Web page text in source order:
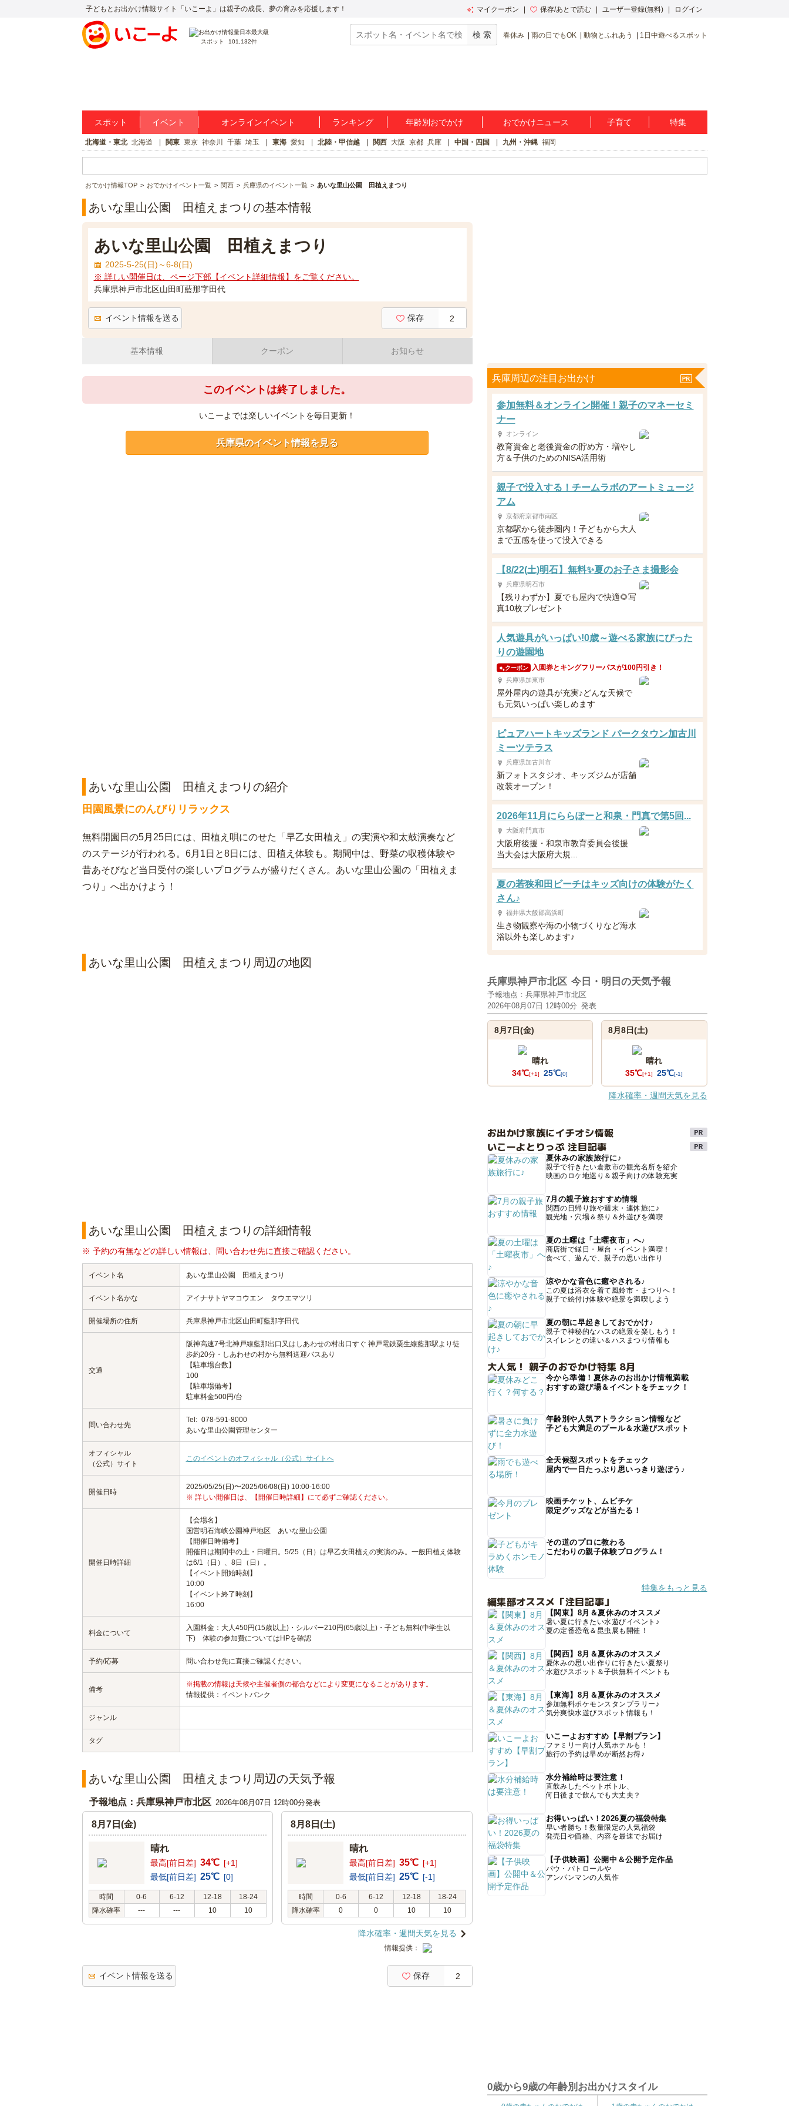
子どもとお出かけ情報サイト「いこーよ」は親子の成長、夢の育みを応援します！ マイクーポン 保存/あとで読む ユーザー登録(無料) ログイン
スポット 101,132件
春休み 雨の日でもOK 動物とふれあう 1日中遊べるスポット
スポット イベント オンラインイベント ランキング 年齢別おでかけ おでかけニュース 子育て 特集
北海道・東北 北海道 関東 東京 神奈川 千葉 埼玉 東海 愛知 北陸・甲信越 関西 大阪 京都 兵庫 中国・四国 九州・沖縄 福岡
おでかけ情報TOP おでかけイベント一覧 関西 兵庫県のイベント一覧 あいな里山公園 田植えまつり
あいな里山公園 田植えまつりの基本情報
あいな里山公園 田植えまつり
2025-5-25(日)～6-8(日)
※ 詳しい開催日は、ページ下部【イベント詳細情報】をご覧ください。
兵庫県神戸市北区山田町藍那字田代
イベント情報を送る 保存 2
基本情報 クーポン お知らせ
このイベントは終了しました。
いこーよでは楽しいイベントを毎日更新！
兵庫県のイベント情報を見る
あいな里山公園 田植えまつりの紹介
田園風景にのんびりリラックス
無料開園日の5月25日には、田植え唄にのせた「早乙女田植え」の実演や和太鼓演奏など
のステージが行われる。6月1日と8日には、田植え体験も。期間中は、野菜の収穫体験や
昔あそびなど当日受付の楽しいプログラムが盛りだくさん。あいな里山公園の「田植えま
つり」へ出かけよう！
あいな里山公園 田植えまつり周辺の地図
あいな里山公園 田植えまつりの詳細情報
※ 予約の有無などの詳しい情報は、問い合わせ先に直接ご確認ください。
イベント名 あいな里山公園 田植えまつり
イベント名かな アイナサトヤマコウエン タウエマツリ
開催場所の住所 兵庫県神戸市北区山田町藍那字田代
交通
阪神高速7号北神戸線藍那出口又はしあわせの村出口すぐ 神戸電鉄粟生線藍那駅より徒
歩約20分・しあわせの村から無料送迎バスあり
【駐車場台数】
100
【駐車場備考】
駐車料金500円/台
問い合わせ先
Tel: 078-591-8000
あいな里山公園管理センター
オフィシャル
（公式）サイト
このイベントのオフィシャル（公式）サイトへ
開催日時
2025/05/25(日)〜2025/06/08(日) 10:00-16:00
※ 詳しい開催日は、【開催日時詳細】にて必ずご確認ください。
開催日時詳細
【会場名】
国営明石海峡公園神戸地区 あいな里山公園
【開催日時備考】
開催日は期間中の土・日曜日。5/25（日）は早乙女田植えの実演のみ。一般田植え体験
は6/1（日）、8日（日）。
【イベント開始時刻】
10:00
【イベント終了時刻】
16:00
料金について
入園料金：大人450円(15歳以上)・シルバー210円(65歳以上)・子ども無料(中学生以
下) 体験の参加費についてはHPを確認
予約/応募 問い合わせ先に直接ご確認ください。
備考
※掲載の情報は天候や主催者側の都合などにより変更になることがあります。
情報提供：イベントバンク
ジャンル
タグ
あいな里山公園 田植えまつり周辺の天気予報
予報地点：兵庫県神戸市北区 2026年08月07日 12時00分発表
8月7日(金)
晴れ
最高[前日差] 34℃ [+1]
最低[前日差] 25℃ [0]
時間 0-6 6-12 12-18
18-24
降水確率
--- --- 10 10
8月8日(土)
晴れ
最高[前日差] 35℃ [+1]
最低[前日差] 25℃ [-1]
時間 0-6 6-12 12-18
18-24
降水確率
0 0 10 10
降水確率・週間天気を見る
情報提供：
イベント情報を送る 保存 2
兵庫周辺の注目お出かけ
参加無料＆オンライン開催！親子のマネーセミ
ナー
オンライン
教育資金と老後資金の貯め方・増やし
方＆子供のためのNISA活用術
親子で没入する！チームラボのアートミュージ
アム
京都府京都市南区
京都駅から徒歩圏内！子どもから大人
まで五感を使って没入できる
【8/22(土)明石】無料✨夏のお子さま撮影会
兵庫県明石市
【残りわずか】夏でも屋内で快適🌻写
真10枚プレゼント
人気遊具がいっぱい!0歳～遊べる家族にぴった
りの遊園地
クーポン 入園券とキングフリーパスが100円引き！
兵庫県加東市
屋外屋内の遊具が充実♪どんな天候で
も元気いっぱい楽しめます
ピュアハートキッズランド パークタウン加古川
ミーツテラス
兵庫県加古川市
新フォトスタジオ、キッズジムが店舗
改装オープン！
2026年11月にららぽーと和泉・門真で第5回...
大阪府門真市
大阪府後援・和泉市教育委員会後援
当大会は大阪府大規...
夏の若狭和田ビーチはキッズ向けの体験がたく
さん♪
福井県大飯郡高浜町
生き物観察や海の小物づくりなど海水
浴以外も楽しめます♪
兵庫県神戸市北区 今日・明日の天気予報
予報地点：兵庫県神戸市北区
2026年08月07日 12時00分 発表
8月7日(金)
晴れ
34℃[+1] 25℃[0]
8月8日(土)
晴れ
35℃[+1] 25℃[-1]
降水確率・週間天気を見る
お出かけ家族にイチオシ情報
いこーよとりっぷ 注目記事
夏休みの家族旅行に♪
親子で行きたい倉敷市の観光名所を紹介
映画のロケ地巡り＆親子向けの体験充実
7月の親子旅おすすめ情報
関西の日帰り旅や週末・連休旅に♪
観光地・穴場＆祭り＆外遊びを満喫
夏の土曜は「土曜夜市」へ♪
商店街で縁日・屋台・イベント満喫！
食べて、遊んで、親子の思い出作り
涼やかな音色に癒やされる♪
この夏は浴衣を着て風鈴市・まつりへ！
親子で絵付け体験や絶景を満喫しよう
夏の朝に早起きしておでかけ♪
親子で神秘的なハスの絶景を楽しもう！
スイレンとの違い＆ハスまつり情報も
大人気！ 親子のおでかけ特集 8月
今から準備！夏休みのお出かけ情報満載
おすすめ遊び場＆イベントをチェック！
年齢別や人気アトラクション情報など
子ども大満足のプール＆水遊びスポット
全天候型スポットをチェック
屋内で一日たっぷり思いっきり遊ぼう♪
映画チケット、ムビチケ
限定グッズなどが当たる！
その道のプロに教わる
こだわりの親子体験プログラム！
特集をもっと見る
編集部オススメ「注目記事」
【関東】8月＆夏休みのオススメ
暑い夏に行きたい水遊びイベント♪
夏の定番恐竜＆昆虫展も開催！
【関西】8月＆夏休みのオススメ
夏休みの思い出作りに行きたい夏祭り
水遊びスポット＆子供無料イベントも
【東海】8月＆夏休みのオススメ
参加無料ポケモンスタンプラリー♪
気分爽快水遊びスポット情報も！
いこーよおすすめ【早割プラン】
ファミリー向け人気ホテルも！
旅行の予約は早めが断然お得♪
水分補給時は要注意！
直飲みしたペットボトル、
何日後まで飲んでも大丈夫？
お得いっぱい！2026夏の福袋特集
早い者勝ち！数量限定の人気福袋
発売日や価格、内容を最速でお届け
【子供映画】公開中＆公開予定作品
パウ・パトロールや
アンパンマンの人気作
0歳から9歳の年齢別お出かけスタイル